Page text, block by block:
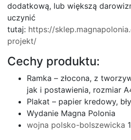
dodatkową, lub większą
uczynić
tutaj: https://
projekt/
Cechy produktu:
Ramka – złocona, z
jak i postawienia, rozmiar
Plakat – papier kredowy,
Wydanie Magna Polonia
wojna polsko-bolszewicka